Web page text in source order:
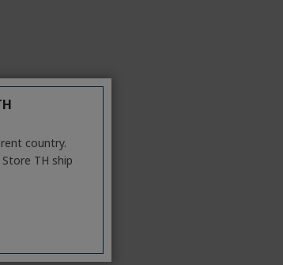
country.
TH ship